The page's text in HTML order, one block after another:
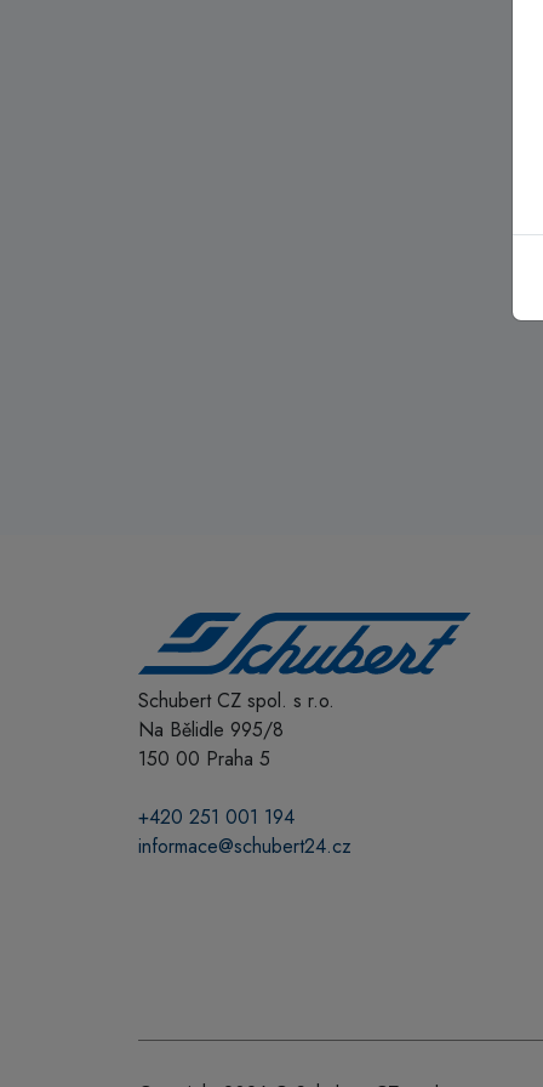
Schubert CZ spol. s r.o.
Na Bělidle 995/8
150 00 Praha 5
+420 251 001 194
informace@schubert24.cz